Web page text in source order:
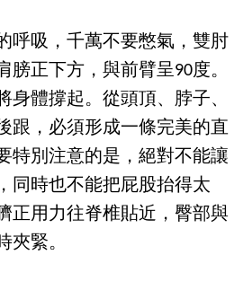
呼吸，千萬不要憋氣，雙肘
膀正下方，與前臂呈90度。
身體撐起。從頭頂、脖子、
跟，必須形成一條完美的直
特別注意的是，絕對不能讓
同時也不能把屁股抬得太
正用力往脊椎貼近，臀部與
夾緊。